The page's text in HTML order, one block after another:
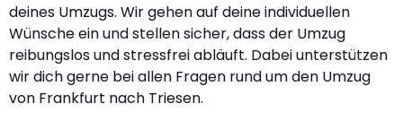
deines Umzugs. Wir gehen auf deine individuellen
Wünsche ein und stellen sicher, dass der Umzug
reibungslos und stressfrei abläuft. Dabei unterstützen
wir dich gerne bei allen Fragen rund um den Umzug
von Frankfurt nach Triesen.